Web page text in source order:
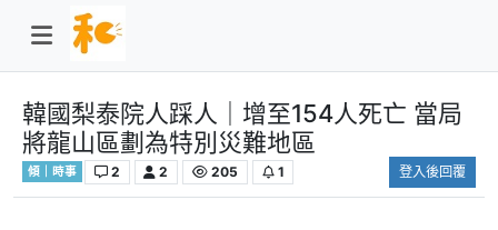
韓國梨泰院人踩人｜增至154人死亡 當局
將龍山區劃為特別災難地區
傾｜時事 2 2 205 1 登入後回覆